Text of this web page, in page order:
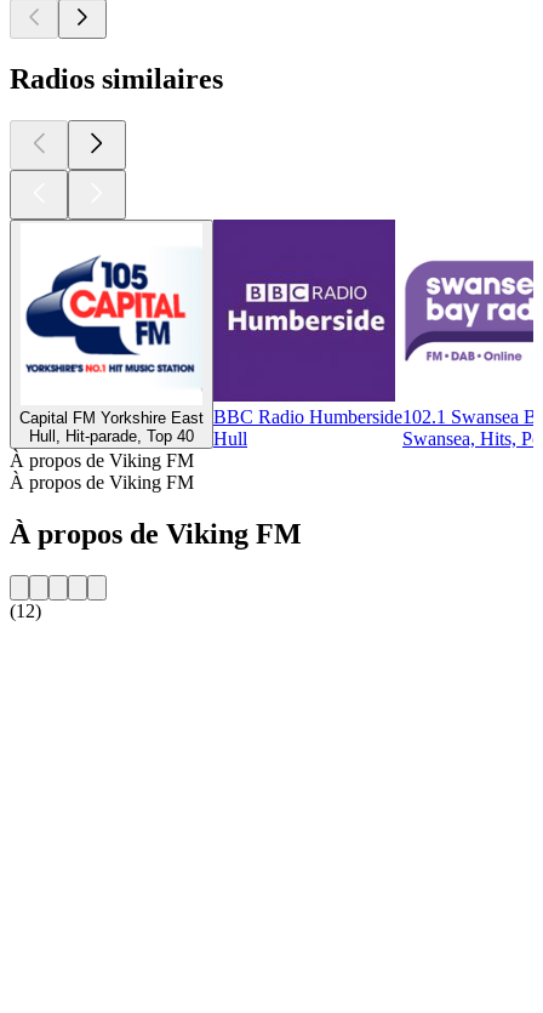
Radios similaires
Capital FM Yorkshire East
Hull, Hit-parade, Top 40
BBC Radio Humberside
Hull
102.1 Swansea
Swansea, Hits,
À propos de Viking FM
À propos de Viking FM
À propos de Viking FM
(12)